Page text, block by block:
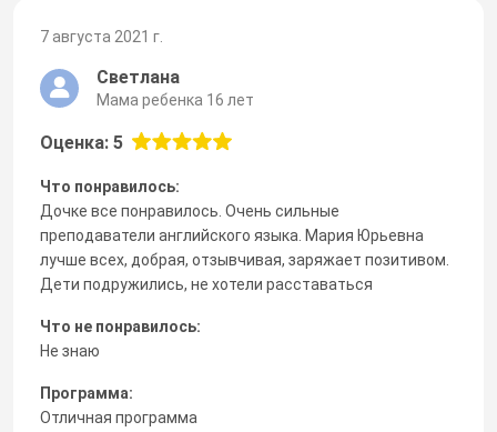
7 августа 2021 г.
Светлана
Мама ребенка 16 лет
Оценка: 5
Что понравилось:
Дочке все понравилось. Очень сильные
преподаватели английского языка. Мария Юрьевна
лучше всех, добрая, отзывчивая, заряжает позитивом.
Дети подружились, не хотели расставаться
Что не понравилось:
Не знаю
Программа:
Отличная программа